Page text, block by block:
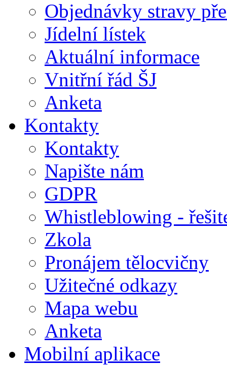
Objednávky stravy
Jídelní lístek
Aktuální informace
Vnitřní řád ŠJ
Anketa
Kontakty
Kontakty
Napište nám
GDPR
Whistleblowing -
Zkola
Pronájem tělocvičny
Užitečné odkazy
Mapa webu
Anketa
Mobilní aplikace